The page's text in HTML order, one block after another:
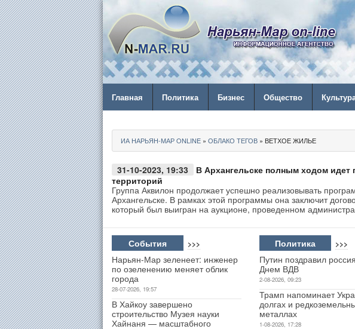
Главная Политика Бизнес Общество
ИА НАРЬЯН-МАР ONLINE » ОБЛАКО ТЕГОВ » ВЕТХОЕ ЖИЛЬЕ
31-10-2023, 19:33
В Архангельске полным ходом идет
территорий
Группа Аквилон продолжает успешно реализовывать
Архангельске. В рамках этой программы она заключит
который был выигран на аукционе, проведенном
События >>>
Нарьян-Мар зеленеет: инженер
по озеленению меняет облик
города
28-07-2026, 19:57
В Хайкоу завершено
строительство Музея науки
Хайнаня — масштабного
Политика >>>
Путин поздравил
Днем ВДВ
2-08-2026, 09:23
Трамп напоминает
долгах и
металлах
1-08-2026, 17:28